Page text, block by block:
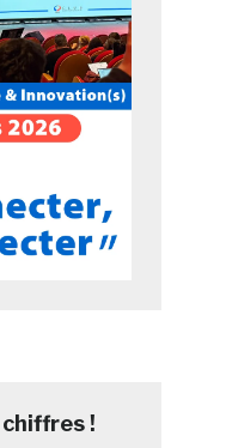
chiffres !